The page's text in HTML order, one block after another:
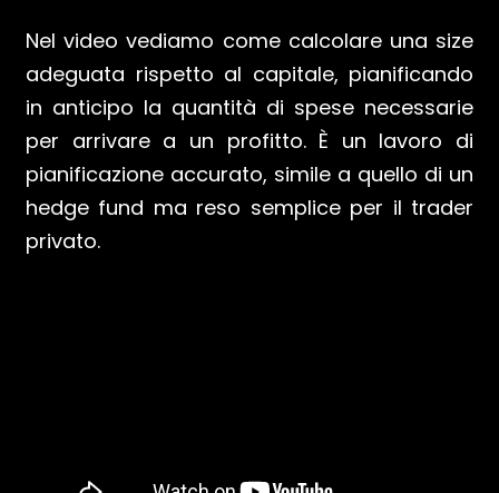
Nel video vediamo come calcolare una size
adeguata rispetto al capitale, pianificando
in anticipo la quantità di spese necessarie
per arrivare a un profitto. È un lavoro di
pianificazione accurato, simile a quello di un
hedge fund ma reso semplice per il trader
privato.